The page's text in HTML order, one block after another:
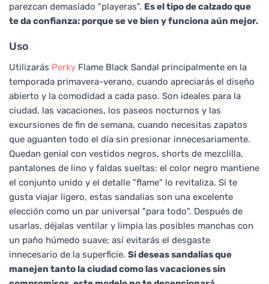
parezcan demasiado "playeras". Es el tipo de calzado que
te da confianza: porque se ve bien y funciona aún mejor.
Uso
Utilizarás Perky Flame Black Sandal principalmente en la
temporada primavera-verano, cuando apreciarás el diseño
abierto y la comodidad a cada paso. Son ideales para la
ciudad, las vacaciones, los paseos nocturnos y las
excursiones de fin de semana, cuando necesitas zapatos
que aguanten todo el día sin presionar innecesariamente.
Quedan genial con vestidos negros, shorts de mezclilla,
pantalones de lino y faldas sueltas: el color negro mantiene
el conjunto unido y el detalle "flame" lo revitaliza. Si te
gusta viajar ligero, estas sandalias son una excelente
elección como un par universal "para todo". Después de
usarlas, déjalas ventilar y limpia las posibles manchas con
un paño húmedo suave; así evitarás el desgaste
innecesario de la superficie. Si deseas sandalias que
manejen tanto la ciudad como las vacaciones sin